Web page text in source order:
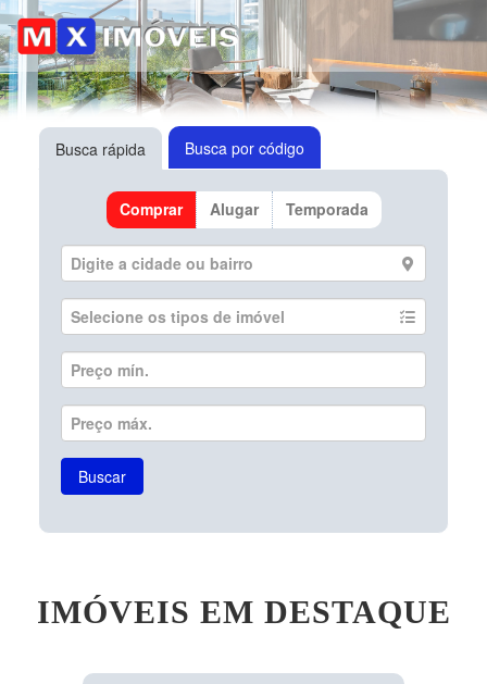
Busca rápida Busca por código
Comprar Alugar Temporada
IMÓVEIS EM DESTAQUE